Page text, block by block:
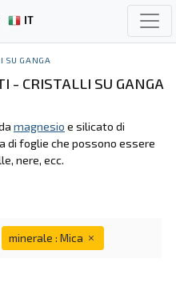
IT
SU GANGA
- CRISTALLI SU GANGA
magnesio e silicato di
di foglie che possono essere
nere, ecc.
minerale : Mica